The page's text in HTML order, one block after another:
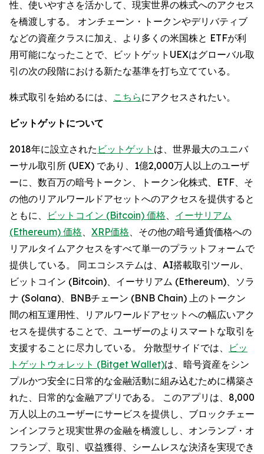
性、使いやすさを活かして、現実世界の株式へのアクセス
を橋渡しする。 オンチェーン・トークンやデリバティブ
などの資産クラスに加え、より多くの米国株と ETFが利
用可能になったことで、ビットゲットUEXはグローバル取
引の次の段階における新たな基準を打ち立てている。
株式取引を始めるには、 こちらにアクセスされたい。
ビットゲットについて
2018年に設立された ビットゲット は、世界最大のユニバ
ーサル取引所 (UEX) であり、1億2,000万人以上のユーザ
ーに、数百万の暗号トークン、トークン化株式、ETF、そ
の他のリアルワールドアセットへのアクセスを提供すると
ともに、
ビットコイン (Bitcoin) 価格
イーサリアム
(Ethereum) 価格
XRP価格 、その他の暗号通貨価格への
リアルタイムアクセスをすべて単一のプラットフォームで
提供している。 同エコシステムは、AI搭載取引ツール、
ビットコイン (Bitcoin)、イーサリアム (Ethereum)、ソラ
ナ (Solana)、BNBチェーン (BNB Chain) 上のトークン
間の相互運用性、リアルワールドアセットへの幅広いアク
セスを提供することで、ユーザーのよりスマートな取引を
支援することに尽力している。 分散型サイドでは、
ビッ
トゲットウォレット (Bitget Wallet)は、暗号資産をシン
プルかつ安全に日常的な金融活動に組み込むために構築さ
れた、日常的な金融アプリである。 このアプリは、8,000
万人以上のユーザーにサービスを提供し、ブロックチェー
ンインフラと現実世界の金融を橋渡しし、オンランプ・オ
フランプ、取引、収益獲得、シームレスな決済を実現でき